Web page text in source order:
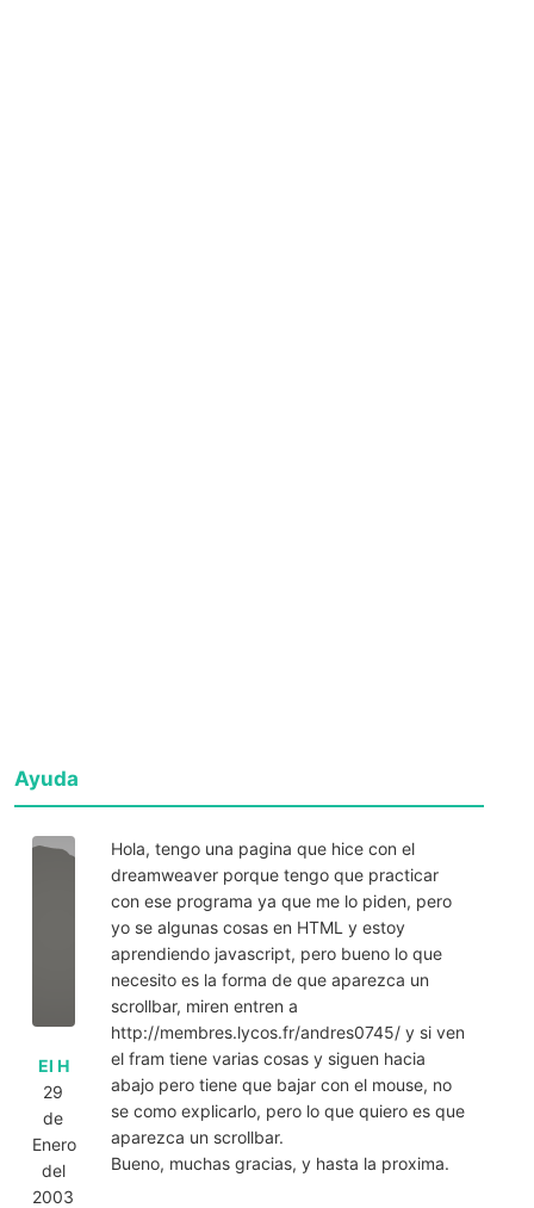
Ayuda
El H
29
de
Enero
del
2003
Hola, tengo una pagina que hice con el
dreamweaver porque tengo que practicar
con ese programa ya que me lo piden, pero
yo se algunas cosas en HTML y estoy
aprendiendo javascript, pero bueno lo que
necesito es la forma de que aparezca un
scrollbar, miren entren a
http://membres.lycos.fr/andres0745/ y si ven
el fram tiene varias cosas y siguen hacia
abajo pero tiene que bajar con el mouse, no
se como explicarlo, pero lo que quiero es que
aparezca un scrollbar.
Bueno, muchas gracias, y hasta la proxima.